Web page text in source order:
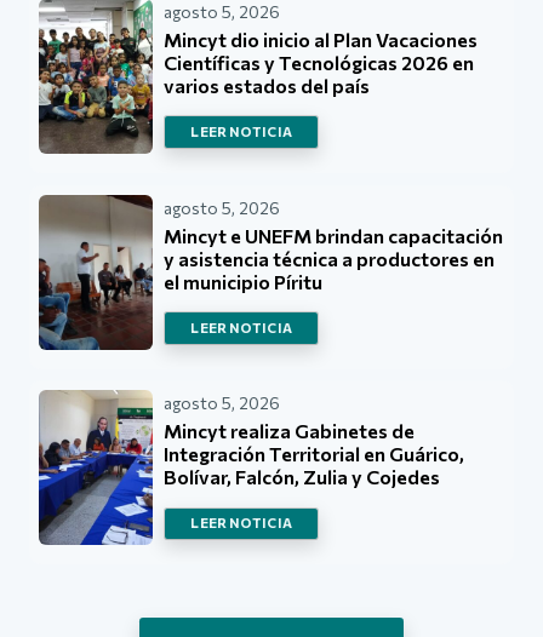
agosto 5, 2026
Mincyt dio inicio al Plan Vacaciones
Científicas y Tecnológicas 2026 en
varios estados del país
LEER NOTICIA
agosto 5, 2026
Mincyt e UNEFM brindan capacitación
y asistencia técnica a productores en
el municipio Píritu
LEER NOTICIA
agosto 5, 2026
Mincyt realiza Gabinetes de
Integración Territorial en Guárico,
Bolívar, Falcón, Zulia y Cojedes
LEER NOTICIA